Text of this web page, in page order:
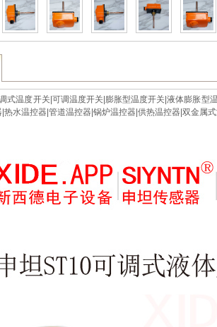
式温度开关|可调温度开关|膨胀型温度开关|液体膨胀
热水温控器|管道温控器|锅炉温控器|供热温控器|双金属
‖XIDE传感器‖新西德‖电子设备‖申坦传感器‖生产‖制造
‖热导‖示流器‖压力‖变送器‖温度‖液位‖液位计
装‖XIDE传感器‖新西德‖电子设备‖Siyntn‖申坦传感器‖
流体‖传感器‖控制器‖温
器，SIYNTN申坦传感器，新西德电子设备官网，公